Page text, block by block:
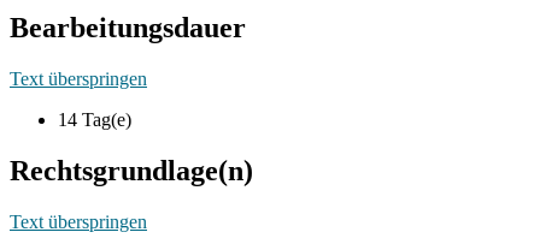
Bearbeitungsdauer
Text überspringen
14 Tag(e)
Rechtsgrundlage(n)
Text überspringen